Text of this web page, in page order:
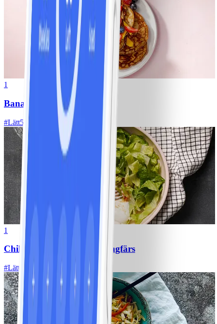
1
Bananpannkakor
#Lätt5 MIN
1
Chili con carne med kycklingfärs
#Lätt